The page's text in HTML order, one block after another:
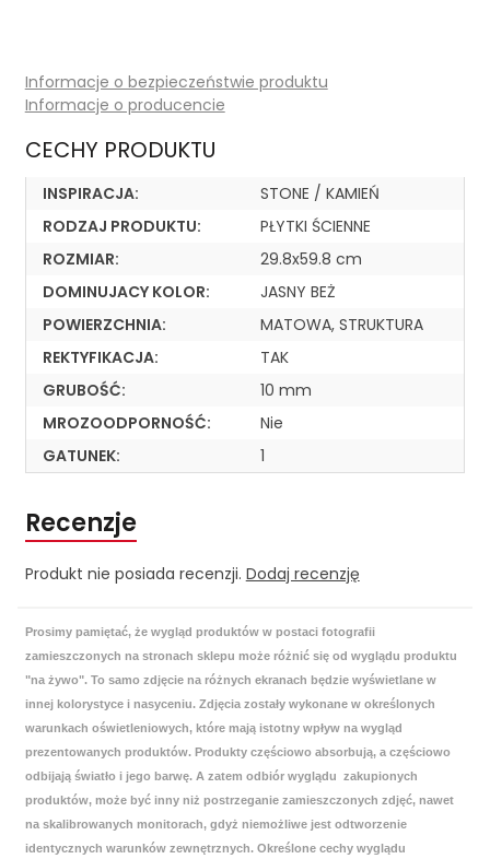
Informacje o bezpieczeństwie produktu
Informacje o producencie
CECHY PRODUKTU
INSPIRACJA:
STONE / KAMIEŃ
RODZAJ PRODUKTU:
PŁYTKI ŚCIENNE
ROZMIAR:
29.8x59.8 cm
DOMINUJACY KOLOR:
JASNY BEŻ
POWIERZCHNIA:
MATOWA, STRUKTURA
REKTYFIKACJA:
TAK
GRUBOŚĆ:
10 mm
MROZOODPORNOŚĆ:
Nie
GATUNEK:
1
Recenzje
Produkt nie posiada recenzji. Dodaj recenzję
Prosimy pamiętać, że wygląd produktów w postaci fotografii
zamieszczonych na stronach sklepu może różnić się od wyglądu produktu
"na żywo". To samo zdjęcie na różnych ekranach będzie wyświetlane w
innej kolorystyce i nasyceniu. Zdjęcia zostały wykonane w określonych
warunkach oświetleniowych, które mają istotny wpływ na wygląd
prezentowanych produktów. Produkty częściowo absorbują, a częściowo
odbijają światło i jego barwę. A zatem odbiór wyglądu zakupionych
produktów, może być inny niż postrzeganie zamieszczonych zdjęć, nawet
na skalibrowanych monitorach, gdyż niemożliwe jest odtworzenie
identycznych warunków zewnętrznych. Określone cechy wyglądu